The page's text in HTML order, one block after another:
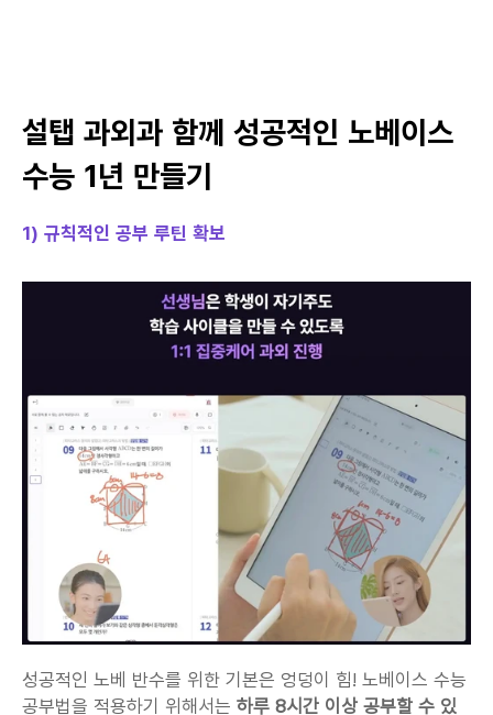
설탭 과외과 함께 성공적인 노베이스
수능 1년 만들기
1) 규칙적인 공부 루틴 확보
성공적인 노베 반수를 위한 기본은 엉덩이 힘! 노베이스 수능
공부법을 적용하기 위해서는 하루 8시간 이상 공부할 수 있